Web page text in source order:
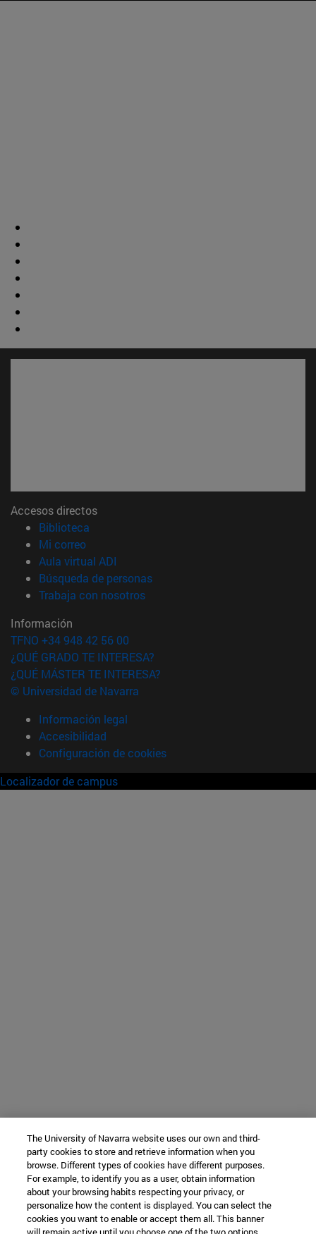
Accesos directos
Biblioteca
Mi correo(abre en nueva ventana)
Aula virtual ADI
Búsqueda de personas(abre en nueva ventana)
Trabaja con nosotros(abre en nueva ventana)
Información
TFNO +34 948 42 56 00
¿QUÉ GRADO TE INTERESA?
¿QUÉ MÁSTER TE INTERESA?
© Universidad de Navarra
Información legal
Accesibilidad
Configuración de cookies
Localizador de campus
The University of Navarra website uses our own and third-
party cookies to store and retrieve information when you
browse. Different types of cookies have different purposes.
For example, to identify you as a user, obtain information
about your browsing habits respecting your privacy, or
personalize how the content is displayed. You can select the
cookies you want to enable or accept them all. This banner